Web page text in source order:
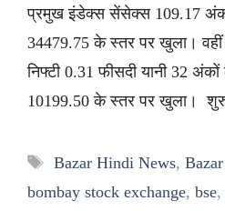
प्रमुख इंडेक्स सेंसेक्स 109.17
34479.75 के स्तर पर खुला।
निफ्टी 0.31 फीसदी यानी 32
10199.50 के स्तर पर खुला।
Tags
Bazar Hindi News,
bombay stock exchange, bse,